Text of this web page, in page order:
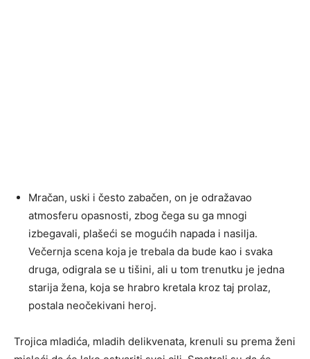
Mračan, uski i često zabačen, on je odražavao
atmosferu opasnosti, zbog čega su ga mnogi
izbegavali, plašeći se mogućih napada i nasilja.
Večernja scena koja je trebala da bude kao i svaka
druga, odigrala se u tišini, ali u tom trenutku je jedna
starija žena, koja se hrabro kretala kroz taj prolaz,
postala neočekivani heroj.
Trojica mladića, mladih delikvenata, krenuli su prema ženi